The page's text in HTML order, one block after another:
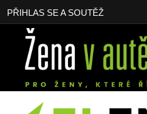
PŘIHLAS SE A SOUTĚŽ